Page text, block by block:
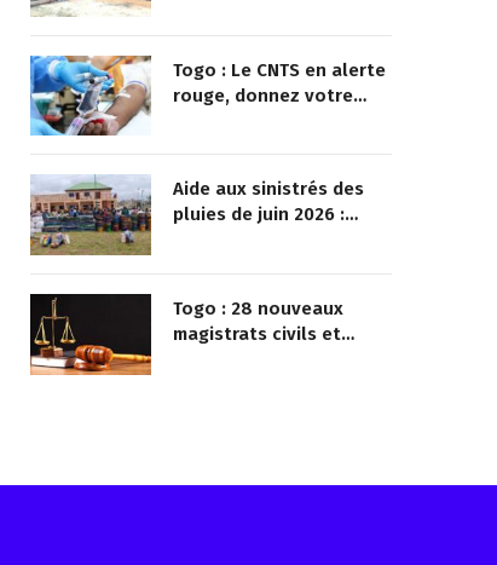
Togo : Le CNTS en alerte
rouge, donnez votre
Aide aux sinistrés des
pluies de juin 2026 :
Togo : 28 nouveaux
magistrats civils et